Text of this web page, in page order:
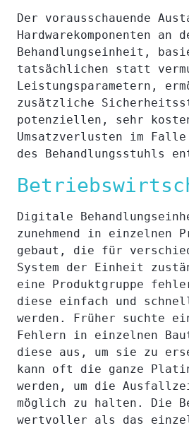
Der vorausschauende
Hardwarekomponenten an
Behandlungseinheit,
tatsächlichen statt
Leistungsparametern,
zusätzliche
potenziellen, sehr
Umsatzverlusten im
des Behandlungsstuhls
Digitale
zunehmend in einzelnen
gebaut, die für
System der Einheit
eine Produktgruppe
diese einfach und
werden. Früher suchte
Fehlern in einzelnen
diese aus, um sie zu
kann oft die ganze
werden, um die
möglich zu halten. Die
wertvoller als das